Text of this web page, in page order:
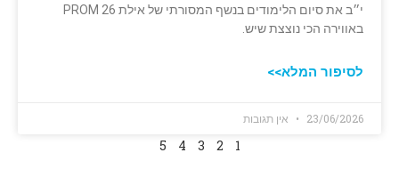
י״ב את סיום הלימודים בנשף המסורתי של אילת PROM 26
באווירה הכי נוצצת שיש.
לסיפור המלא>>
23/06/2026 אין תגובות
1
2
3
4
5